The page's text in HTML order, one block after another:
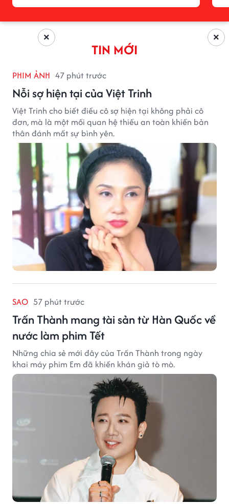
TIN MỚI
PHIM ẢNH 47 phút trước
Nỗi sợ hiện tại của Việt Trinh
Việt Trinh cho biết điều cô sợ hiện tại không phải cô
đơn, mà là một mối quan hệ thiếu an toàn khiến bản
thân đánh mất sự bình yên.
SAO 57 phút trước
Trấn Thành mang tài sản từ Hàn Quốc về
nước làm phim Tết
Những chia sẻ mới đây của Trấn Thành trong ngày
khai máy phim Em đã khiến khán giả tò mò.
×
×